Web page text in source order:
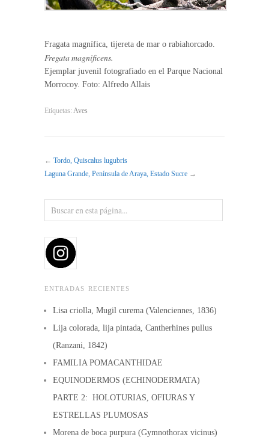
Fragata magnífica, tijereta de mar o rabiahorcado.
Fregata magnificens.
Ejemplar juvenil fotografiado en el Parque Nacional
Morrocoy. Foto: Alfredo Allais
Etiquetas: Aves
← Tordo, Quiscalus lugubris
Laguna Grande, Península de Araya, Estado Sucre →
ENTRADAS RECIENTES
Lisa criolla, Mugil curema (Valenciennes, 1836)
Lija colorada, lija pintada, Cantherhines pullus
(Ranzani, 1842)
FAMILIA POMACANTHIDAE
EQUINODERMOS (ECHINODERMATA)
PARTE 2: HOLOTURIAS, OFIURAS Y
ESTRELLAS PLUMOSAS
Morena de boca purpura (Gymnothorax vicinus)